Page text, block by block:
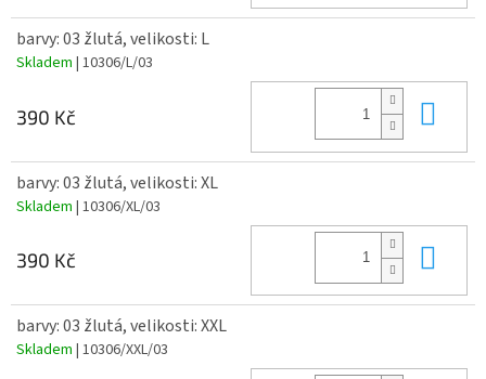
barvy: 03 žlutá, velikosti: L
Skladem | 10306/L/03
390 Kč
barvy: 03 žlutá, velikosti: XL
Skladem | 10306/XL/03
390 Kč
barvy: 03 žlutá, velikosti: XXL
Skladem | 10306/XXL/03